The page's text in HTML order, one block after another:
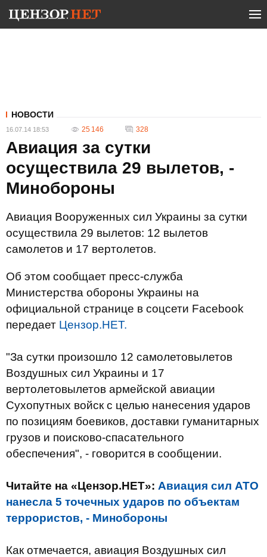
НОВОСТИ
16.07.14 18:53 25 146 328
Авиация за сутки
осуществила 29 вылетов, -
Минобороны
Авиация Вооруженных сил Украины за сутки
осуществила 29 вылетов: 12 вылетов
самолетов и 17 вертолетов.
Об этом сообщает пресс-служба
Министерства обороны Украины на
официальной странице в соцсети Facebook
передает Цензор.НЕТ.
"За сутки произошло 12 самолетовылетов
Воздушных сил Украины и 17
вертолетовылетов армейской авиации
Сухопутных войск с целью нанесения ударов
по позициям боевиков, доставки гуманитарных
грузов и поисково-спасательного
обеспечения", - говорится в сообщении.
Читайте на «Цензор.НЕТ»: Авиация сил АТО
нанесла 5 точечных ударов по объектам
террористов, - Минобороны
Как отмечается, авиация Воздушных сил